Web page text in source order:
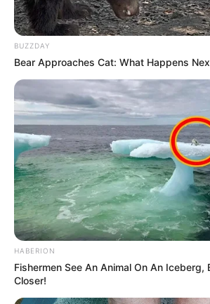
BUZZDAY
Bear Approaches Cat: What Happens
HABERION
Fishermen See An Animal On An Iceberg,
Closer!